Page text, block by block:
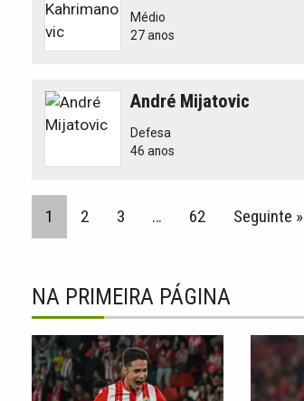
Médio
27 anos
André Mijatovic
Defesa
46 anos
1 2 3 … 62 Seguinte »
NA PRIMEIRA PÁGINA